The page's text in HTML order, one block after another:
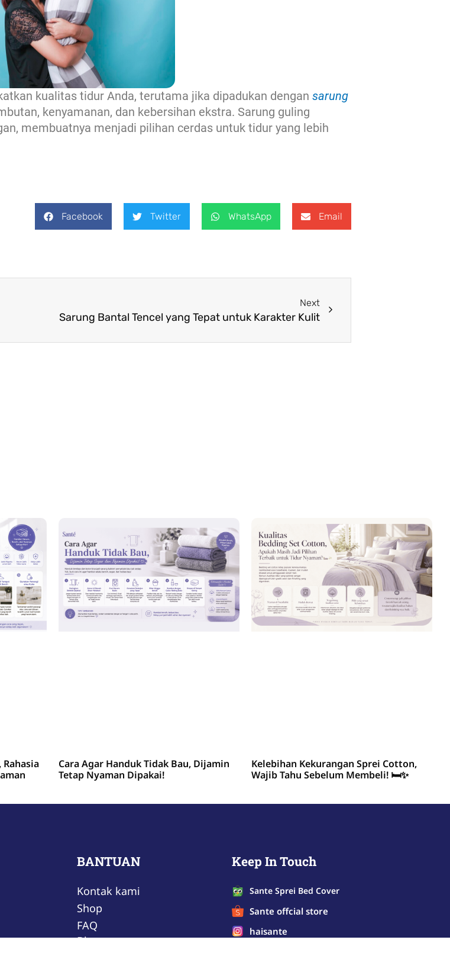
kualitas tidur Anda, terutama jika dipadukan dengan sarung
kenyamanan, dan kebersihan ekstra. Sarung guling
membuatnya menjadi pilihan cerdas untuk tidur yang lebih
Facebook Twitter WhatsApp Email
Next
Sarung Bantal Tencel yang Tepat untuk Karakter Kulit
Cara Agar Handuk Tidak Bau, Dijamin
Tetap Nyaman Dipakai!
Kelebihan Kekurangan Sprei Cotton,
Wajib Tahu Sebelum Membeli! 🛏️✨
BANTUAN
Kontak kami
Shop
FAQ
Blog
Keep In Touch
Sante Sprei Bed Cover
Sante offcial store
haisante